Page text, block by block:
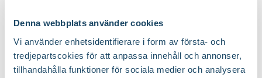
Denna webbplats använder cookies
Vi använder enhetsidentifierare i form av första- och
tredjepartscokies för att anpassa innehåll och annonser,
tillhandahålla funktioner för sociala medier och analysera